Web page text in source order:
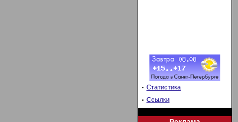
· Статистика
· Ссылки